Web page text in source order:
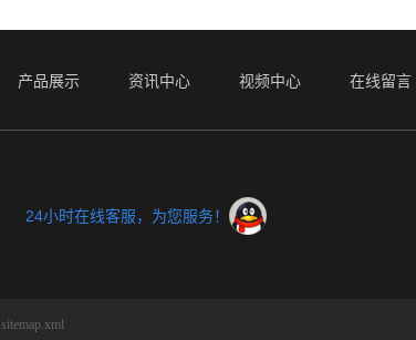
产品展示 资讯中心 视频中心 在线留言
24小时在线客服，为您服务！
sitemap.xml